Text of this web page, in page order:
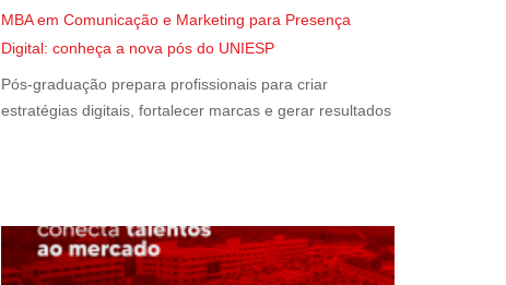
MBA em Comunicação e Marketing para Presença
Digital: conheça a nova pós do UNIESP
Pós-graduação prepara profissionais para criar
estratégias digitais, fortalecer marcas e gerar resultados